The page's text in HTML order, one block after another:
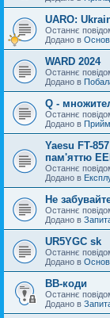
UARO:
Останнє
Додано в
WARD 2024
Останнє
Додано в
Q -
Останнє
Додано в
Yaesu FT-
пам'яттю
Останнє
Додано в
Не
Останнє
Додано в
UR5YGC sk
Останнє
Додано в
BB-коди
Останнє
Додано в